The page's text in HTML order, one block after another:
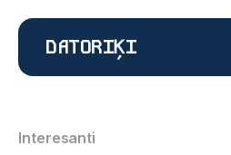
DATORIĶI
Interesanti